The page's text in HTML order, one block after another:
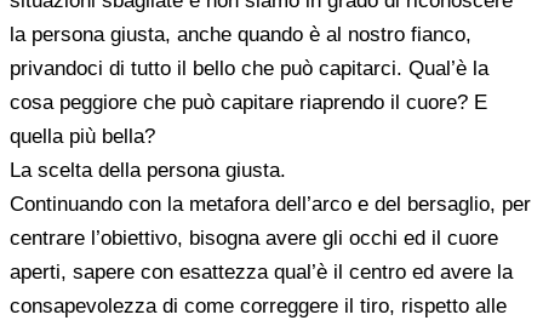
la persona giusta, anche quando è al nostro fianco,
privandoci di tutto il bello che può capitarci. Qual’è la
cosa peggiore che può capitare riaprendo il cuore? E
quella più bella?
La scelta della persona giusta.
Continuando con la metafora dell’arco e del bersaglio, per
centrare l’obiettivo, bisogna avere gli occhi ed il cuore
aperti, sapere con esattezza qual’è il centro ed avere la
consapevolezza di come correggere il tiro, rispetto alle